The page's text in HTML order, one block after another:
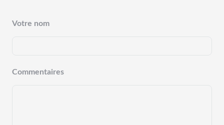
Votre nom
Commentaires